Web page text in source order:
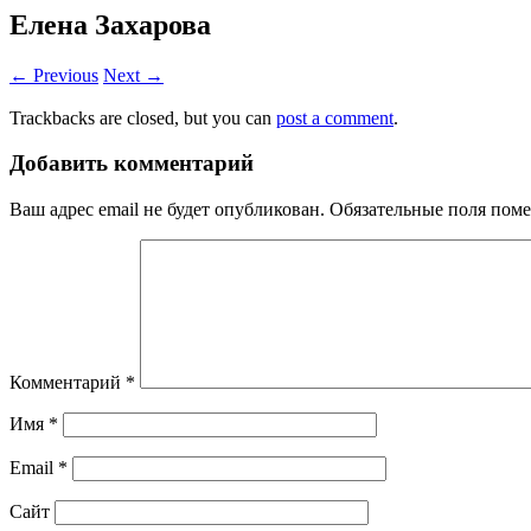
Елена Захарова
← Previous Next →
Trackbacks are closed, but you can post a comment.
Добавить комментарий
Ваш адрес email не будет опубликован. Обязательные поля
Комментарий *
Имя *
Email *
Сайт